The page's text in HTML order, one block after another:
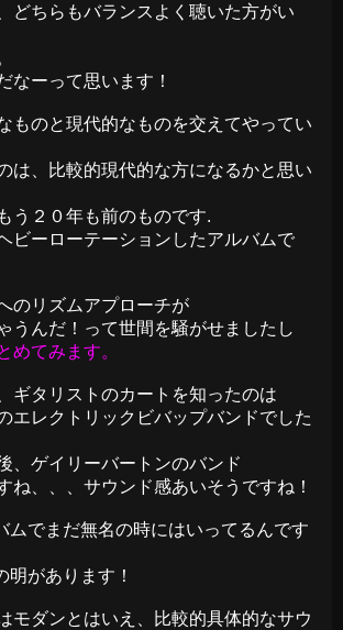
どちらもバランスよく聴いた方がい
なーって思います！
ものと現代的なものを交えてやってい
は、比較的現代的な方になるかと思い
う２０年も前のものです.
ビーローテーションしたアルバムで
のリズムアプローチが
うんだ！って世間を騒がせましたし
めてみます。
ギタリストのカートを知ったのは
エレクトリックビバップバンドでした
、ゲイリーバートンのバンド
ね、、、サウンド感あいそうですね！
ムでまだ無名の時にはいってるんです
があります！
モダンとはいえ、比較的具体的なサウ